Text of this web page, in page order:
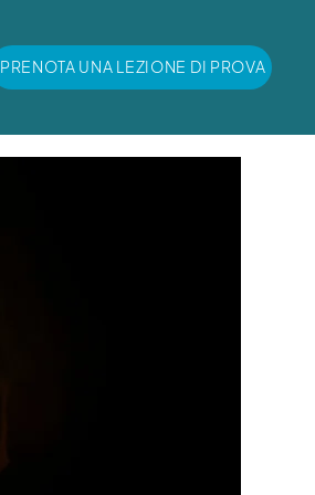
PRENOTA UNA LEZIONE DI PROVA